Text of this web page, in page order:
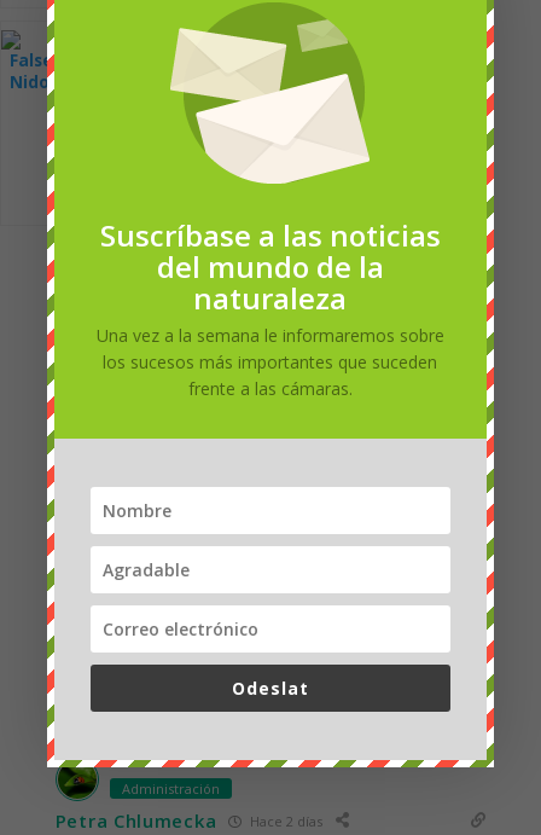
en] Garza real -
cámara web
desde el nido [:
de] Graureiher -
Kamera aus
Nest [: fr] Héron
cendré - caméra
de nid
False Falcon -
Nido de Francia
0
Valoración del artíc
ulo
Suscríbete Iniciar Sesión
155COMENTARIOS
Administración
Petra Chlumecka Hace 2 días
Suscríbase a las noticias
del mundo de la
naturaleza
Una vez a la semana le informaremos sobre
los sucesos más importantes que suceden
frente a las cámaras.
Odeslat